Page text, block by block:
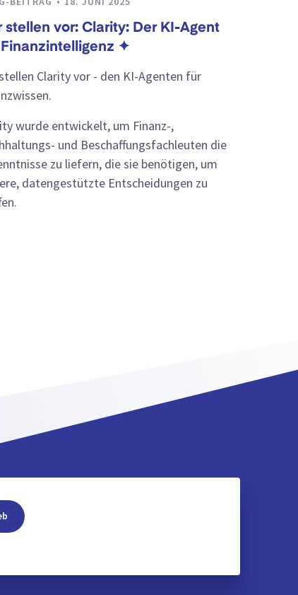
stellen vor: Clarity: Der KI-Agent
✦
Clarity vor - den KI-Agenten für
wurde entwickelt, um Finanz-,
und Beschaffungsfachleuten die
zu liefern, die sie benötigen, um
datengestützte Entscheidungen zu